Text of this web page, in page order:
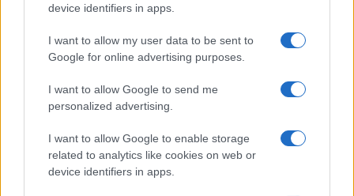
device identifiers in apps.
I want to allow my user data to be sent to
Google for online advertising purposes.
I want to allow Google to send me
personalized advertising.
I want to allow Google to enable storage
related to analytics like cookies on web or
device identifiers in apps.
Kategorije: Novice
Ključne besede: bralna značka
dopisnica
poštni žig
Več iz kraja Prevalje